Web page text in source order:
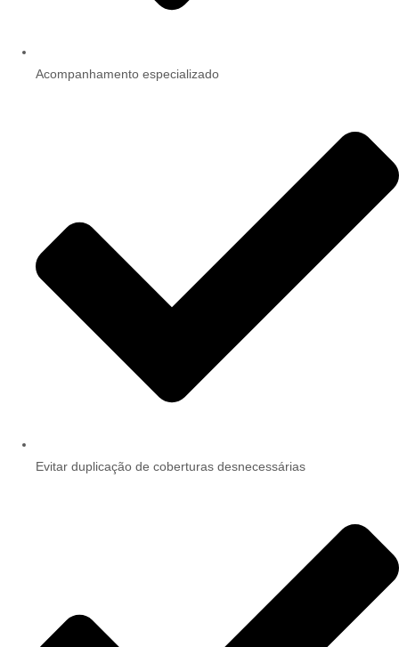
Acompanhamento especializado
Evitar duplicação de coberturas desnecessárias